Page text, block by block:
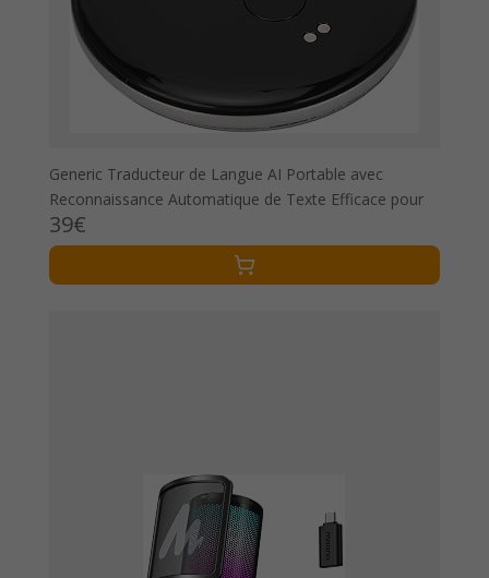
Generic Traducteur de Langue AI Portable avec
Reconnaissance Automatique de Texte Efficace pour
39€